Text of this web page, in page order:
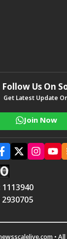
Follow Us On
Get Latest Update
Join Now
•